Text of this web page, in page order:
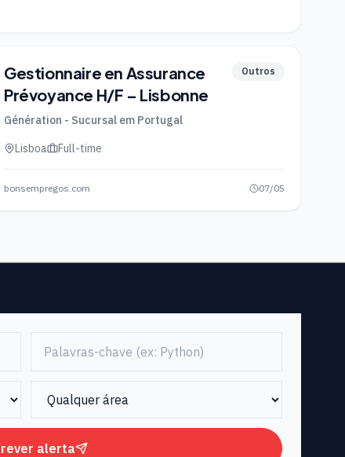
Gestionnaire en Assurance
Prévoyance H/F – Lisbonne
Outros
Génération - Sucursal em Portugal
Lisboa
Full-time
bonsempregos.com 07/05
alerta